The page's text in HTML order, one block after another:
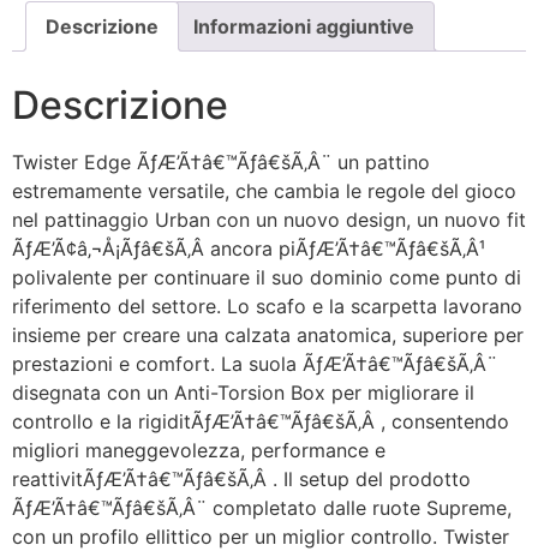
Descrizione Informazioni aggiuntive
Descrizione
Twister Edge ÃƒÆ’Ã†â€™Ãƒâ€šÃ‚Â¨ un pattino
estremamente versatile, che cambia le regole del gioco
nel pattinaggio Urban con un nuovo design, un nuovo fit
ÃƒÆ’Ã¢â‚¬Å¡Ãƒâ€šÃ‚Â ancora piÃƒÆ’Ã†â€™Ãƒâ€šÃ‚Â¹
polivalente per continuare il suo dominio come punto di
riferimento del settore. Lo scafo e la scarpetta lavorano
insieme per creare una calzata anatomica, superiore per
prestazioni e comfort. La suola ÃƒÆ’Ã†â€™Ãƒâ€šÃ‚Â¨
disegnata con un Anti-Torsion Box per migliorare il
controllo e la rigiditÃƒÆ’Ã†â€™Ãƒâ€šÃ‚Â , consentendo
migliori maneggevolezza, performance e
reattivitÃƒÆ’Ã†â€™Ãƒâ€šÃ‚Â . Il setup del prodotto
ÃƒÆ’Ã†â€™Ãƒâ€šÃ‚Â¨ completato dalle ruote Supreme,
con un profilo ellittico per un miglior controllo. Twister